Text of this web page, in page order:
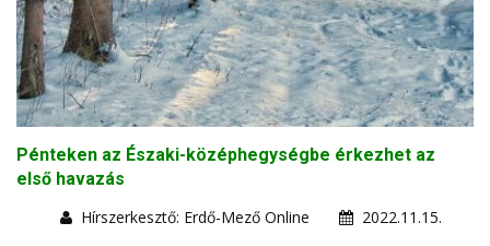
Pénteken az Északi-középhegységbe érkezhet az
első havazás
Hírszerkesztő: Erdő-Mező Online
2022.11.15.